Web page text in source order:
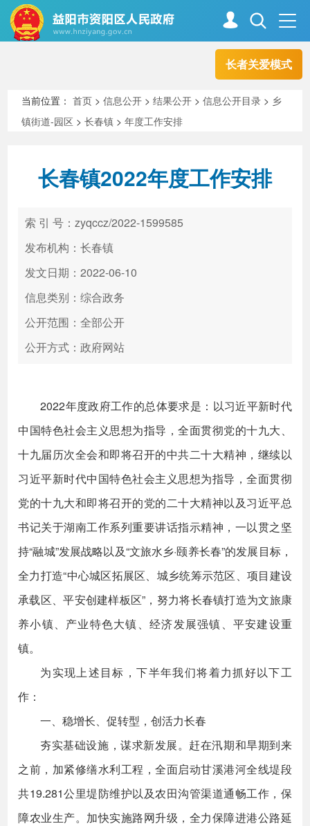
长者关爱模式
走进资阳
新闻中心 解读回应
政务服务
高效办成一件事
当前位置：首页 >信息公开 >结果公开 >信息公开目录 > 乡
镇街道-园区 >长春镇 >年度工作安排
长春镇2022年度工作安排
索 引 号：zyqccz/2022-1599585
发布机构：长春镇
发文日期：2022-06-10
信息类别：综合政务
公开范围：全部公开
公开方式：政府网站
2022年度政府工作的总体要求是：以习近平新时代
中国特色社会主义思想为指导，全面贯彻党的十九大、
十九届历次全会和即将召开的中共二十大精神，继续以
习近平新时代中国特色社会主义思想为指导，全面贯彻
党的十九大和即将召开的党的二十大精神以及习近平总
书记关于湖南工作系列重要讲话指示精神，一以贯之坚
持“融城”发展战略以及“文旅水乡·颐养长春”的发展目标，
全力打造“中心城区拓展区、城乡统筹示范区、项目建设
承载区、平安创建样板区”，努力将长春镇打造为文旅康
养小镇、产业特色大镇、经济发展强镇、平安建设重
镇。
为实现上述目标，下半年我们将着力抓好以下工
作：
一、稳增长、促转型，创活力长春
夯实基础设施，谋求新发展。赶在汛期和旱期到来
之前，加紧修缮水利工程，全面启动甘溪港河全线堤段
共19.281公里堤防维护以及农田沟管渠道通畅工作，保
障农业生产。加快实施路网升级，全力保障进港公路延